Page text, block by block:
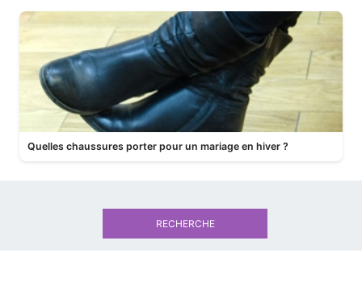
Quelles chaussures porter pour un mariage en hiver ?
RECHERCHE